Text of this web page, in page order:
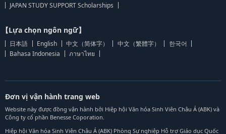
JAPAN STUDY SUPPORT Scholarships
【Lựa chọn ngôn ngữ】
日本語 English 中文（简体字） 中文（繁體字）
한국어
Bahasa Indonesia
ภาษาไทย
Đơn vị vận hành trang web
Website này được đồng vận hành bởi Hiệp hội Văn hóa Sinh Viên Châu Á (ABK) và
Công ty cổ phần Benesse Coporation.
Hiệp hội Văn hóa Sinh Viên Châu Á (ABK) Phòng Sự nghiệp Hỗ trợ Giáo dục Quốc